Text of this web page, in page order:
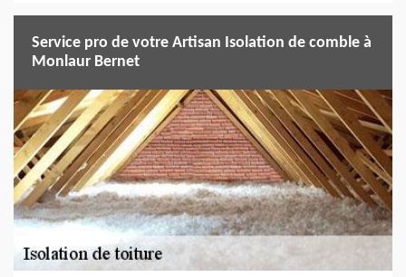
Service pro de votre Artisan Isolation de comble à
Monlaur Bernet